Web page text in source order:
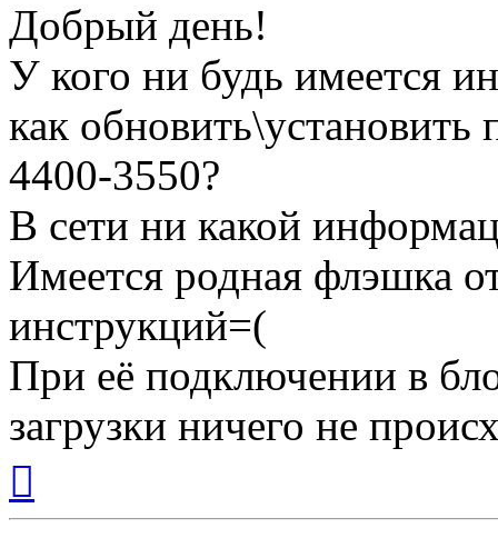
Добрый день!
У кого ни будь имеется
как
4400-3550?
В сети ни какой
Имеется родная флэшка
инструкций=(
При её подключении в
загрузки ничего не
началу